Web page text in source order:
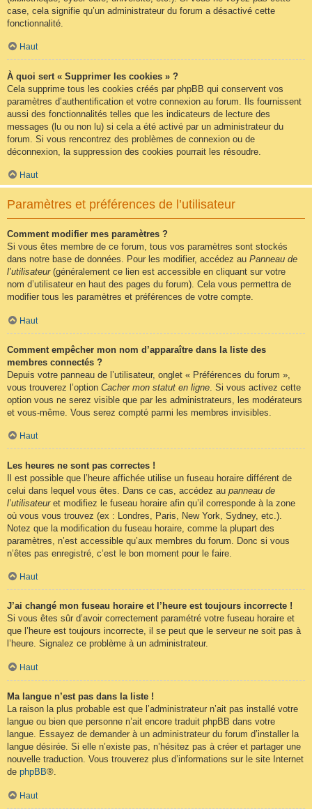
case, cela signifie qu’un administrateur du forum a désactivé cette
fonctionnalité.
Haut
À quoi sert « Supprimer les cookies » ?
Cela supprime tous les cookies créés par phpBB qui conservent vos
paramètres d’authentification et votre connexion au forum. Ils fournissent
aussi des fonctionnalités telles que les indicateurs de lecture des
messages (lu ou non lu) si cela a été activé par un administrateur du
forum. Si vous rencontrez des problèmes de connexion ou de
déconnexion, la suppression des cookies pourrait les résoudre.
Haut
Paramètres et préférences de l’utilisateur
Comment modifier mes paramètres ?
Si vous êtes membre de ce forum, tous vos paramètres sont stockés
dans notre base de données. Pour les modifier, accédez au Panneau de
l’utilisateur(généralement ce lien est accessible en cliquant sur votre
nom d’utilisateur en haut des pages du forum). Cela vous permettra de
modifier tous les paramètres et préférences de votre compte.
Haut
Comment empêcher mon nom d’apparaître dans la liste des
membres connectés ?
Depuis votre panneau de l’utilisateur, onglet « Préférences du forum »,
vous trouverez l’option Cacher mon statut en ligne . Si vous activez cette
option vous ne serez visible que par les administrateurs, les modérateurs
et vous-même. Vous serez compté parmi les membres invisibles.
Haut
Les heures ne sont pas correctes !
Il est possible que l’heure affichée utilise un fuseau horaire différent de
celui dans lequel vous êtes. Dans ce cas, accédez au panneau de
l’utilisateuret modifiez le fuseau horaire afin qu’il corresponde à la zone
où vous vous trouvez (ex : Londres, Paris, New York, Sydney, etc.).
Notez que la modification du fuseau horaire, comme la plupart des
paramètres, n’est accessible qu’aux membres du forum. Donc si vous
n’êtes pas enregistré, c’est le bon moment pour le faire.
Haut
J’ai changé mon fuseau horaire et l’heure est toujours incorrecte !
Si vous êtes sûr d’avoir correctement paramétré votre fuseau horaire et
que l’heure est toujours incorrecte, il se peut que le serveur ne soit pas à
l’heure. Signalez ce problème à un administrateur.
Haut
Ma langue n’est pas dans la liste !
La raison la plus probable est que l’administrateur n’ait pas installé votre
langue ou bien que personne n’ait encore traduit phpBB dans votre
langue. Essayez de demander à un administrateur du forum d’installer la
langue désirée. Si elle n’existe pas, n’hésitez pas à créer et partager une
nouvelle traduction. Vous trouverez plus d’informations sur le site Internet
de phpBB®.
Haut